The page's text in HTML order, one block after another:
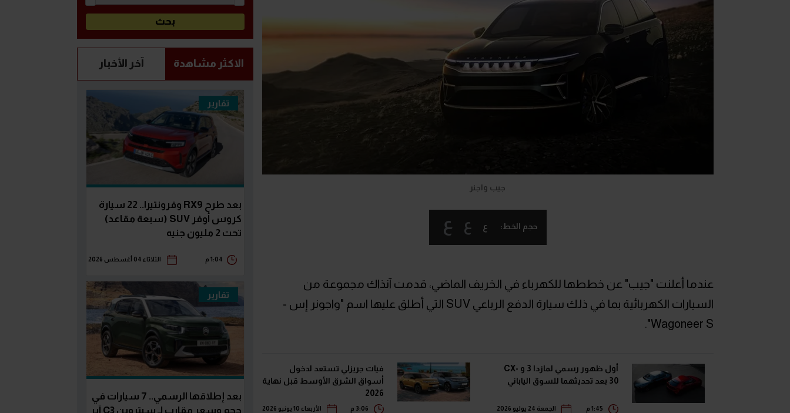
جيب واجنر
حجم الخط: ع ع ع
عندما أعلنت "جيب" عن خططها للكهرباء في الخريف الماضي، قدمت آنذاك مجموعة من
السيارات الكهربائية بما في ذلك سيارة الدفع الرباعي SUV التي أطلق عليها اسم "واجونر إس -
Wagoneer S".
أول ظهور رسمي لمازدا 3 و CX-
30 بعد تحديثهما للسوق الياباني
الجمعة 24 يوليو 2026
فيات جريزلي تستعد لدخول
أسواق الشرق الأوسط قبل نهاية
2026
الأربعاء 10 يونيو 2026
الاكثر مشاهدة آخر الأخبار
تقارير
بعد طرح RX9 وفرونتيرا.. 22 سيارة
كروس أوفر SUV (سبعة مقاعد)
تحت 2 مليون جنيه
1:04 م الثلاثاء 04 أغسطس 2026
تقارير
بعد إطلاقها الرسمي.. 7 سيارات في
حجم وسعر مقارب لـ سيتروين C3 آير